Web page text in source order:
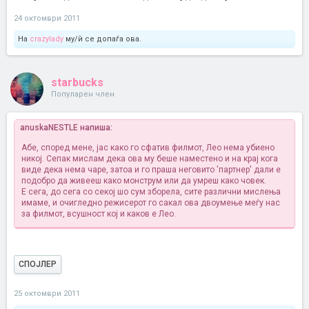
24 октомври 2011
На crazylady му/ѝ се допаѓа ова.
starbucks
Популарен член
anuskaNESTLE напиша:
Абе, според мене, јас како го сфатив филмот, Лео нема убиено
никој. Сепак мислам дека ова му беше наместено и на крај кога
виде дека нема чаре, затоа и го праша неговито 'партнер' дали е
подобро да живееш како монструм или да умреш како човек.
Е сега, до сега со секој шо сум зборела, сите различни мислења
имаме, и очигледно режисерот го сакал ова двоумење меѓу нас
за филмот, всушност кој и каков е Лео.
СПОЈЛЕР
25 октомври 2011